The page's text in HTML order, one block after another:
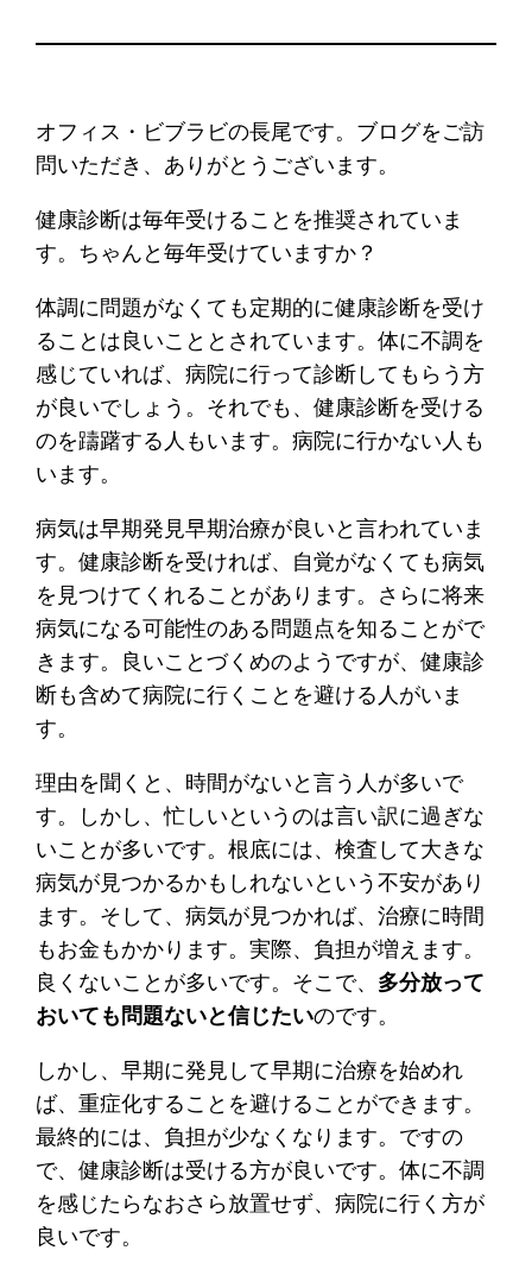
オフィス・ビブラビの長尾です。ブログをご訪
問いただき、ありがとうございます。
健康診断は毎年受けることを推奨されていま
す。ちゃんと毎年受けていますか？
体調に問題がなくても定期的に健康診断を受け
ることは良いこととされています。体に不調を
感じていれば、病院に行って診断してもらう方
が良いでしょう。それでも、健康診断を受ける
のを躊躇する人もいます。病院に行かない人も
います。
病気は早期発見早期治療が良いと言われていま
す。健康診断を受ければ、自覚がなくても病気
を見つけてくれることがあります。さらに将来
病気になる可能性のある問題点を知ることがで
きます。良いことづくめのようですが、健康診
断も含めて病院に行くことを避ける人がいま
す。
理由を聞くと、時間がないと言う人が多いで
す。しかし、忙しいというのは言い訳に過ぎな
いことが多いです。根底には、検査して大きな
病気が見つかるかもしれないという不安があり
ます。そして、病気が見つかれば、治療に時間
もお金もかかります。実際、負担が増えます。
良くないことが多いです。そこで、 多分放って
おいても問題ないと信じたいのです。
しかし、早期に発見して早期に治療を始めれ
ば、重症化することを避けることができます。
最終的には、負担が少なくなります。ですの
で、健康診断は受ける方が良いです。体に不調
を感じたらなおさら放置せず、病院に行く方が
良いです。